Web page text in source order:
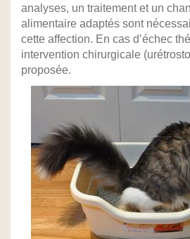
analyses, un traitement et un
alimentaire adaptés sont
cette affection. En cas d’échec
intervention chirurgicale
proposée.